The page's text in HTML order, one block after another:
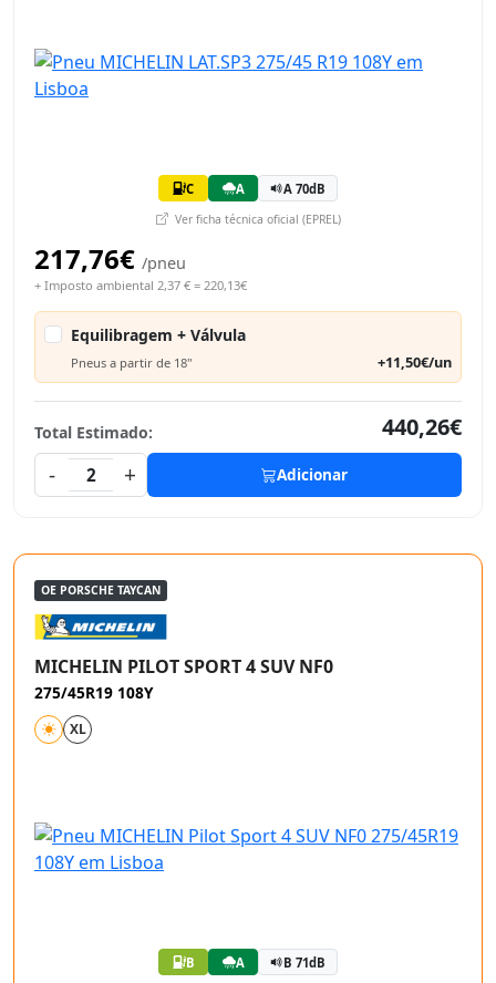
C A A 70dB
Ver ficha técnica oficial (EPREL)
217,76€ /pneu
+ Imposto ambiental 2,37 € = 220,13€
Equilibragem + Válvula
Pneus a partir de 18" +11,50€/un
Total Estimado:
440,26€
-
2 + Adicionar
OE PORSCHE TAYCAN
MICHELIN PILOT SPORT 4 SUV NF0
275/45R19 108Y
XL
B A B 71dB